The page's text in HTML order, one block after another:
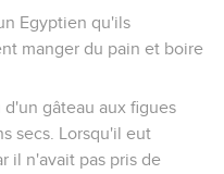
Egyptien qu'ils
manger du pain et boire
gâteau aux figues
secs. Lorsqu'il eut
il n'avait pas pris de